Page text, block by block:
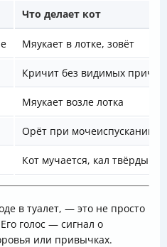
Что делает кот
Мяукает в лотке, зовёт
Кричит без видимых причин
Мяукает возле лотка
Орёт при мочеиспускании/
Кот мучается, кал твёрдый
в туалет, — это не просто
голос — сигнал о
или привычках.